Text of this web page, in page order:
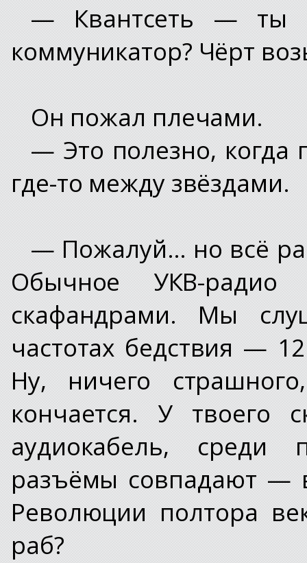
— Квантсеть — ты
коммуникатор? Чёрт
Он пожал плечами.
— Это полезно, когда
где-то между звёздами.
— Пожалуй… но всё
Обычное УКВ-радио
скафандрами. Мы
частотах бедствия —
Ну, ничего
кончается. У твоего
аудиокабель, среди
разъёмы совпадают —
Революции полтора
раб?